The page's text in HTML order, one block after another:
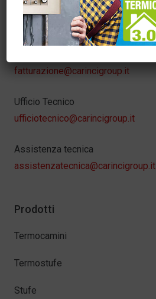
Servizio Clienti – Ordini
sora@carincigroup.it
fatturazione@carincigroup.it
Ufficio Tecnico
ufficiotecnico@carincigroup.it
Assistenza tecnica
assistenzatecnica@carincigroup.it
Prodotti
Termocamini
Termostufe
Stufe